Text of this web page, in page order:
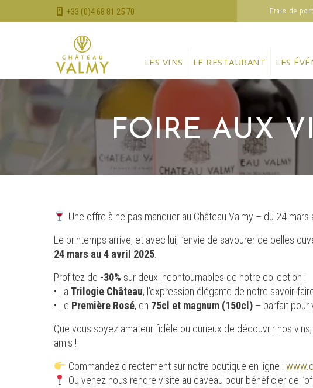
+33 (0)4 68 81 25 70 Frais de
LES VINS LE RESTAURANT LES
FOIRE AUX
Une offre à ne pas manquer au Château Valmy – du 24 mars
Le printemps arrive, et avec lui, l’envie de savourer de belles
24 mars au 4 avril 2025
Profitez de -30% sur deux incontournables de notre collection :
• La Trilogie Château, l’expression élégante de notre savoir-
• Le Première Rosé, en 75cl et magnum (150cl) – parfait pour
Que vous soyez amateur fidèle ou curieux de découvrir nos
amis !
Commandez directement sur notre boutique en ligne :
Ou venez nous rendre visite au caveau pour bénéficier de